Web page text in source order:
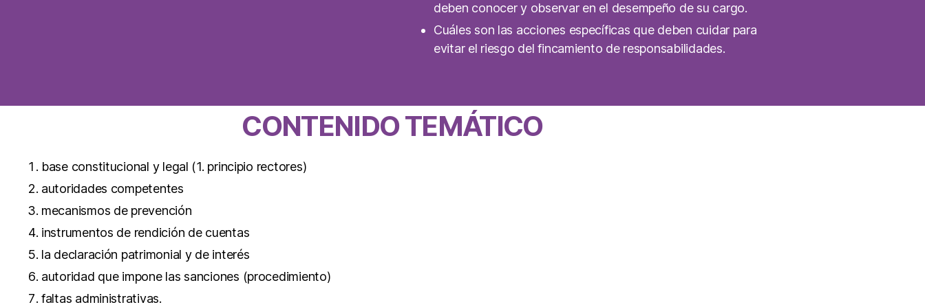
deben conocer y observar en el desempeño de su cargo.
Cuáles son las acciones específicas que deben cuidar para
evitar el riesgo del fincamiento de responsabilidades.
CONTENIDO TEMÁTICO
base constitucional y legal (1. principio rectores)
autoridades competentes
mecanismos de prevención
instrumentos de rendición de cuentas
la declaración patrimonial y de interés
autoridad que impone las sanciones (procedimiento)
faltas administrativas.